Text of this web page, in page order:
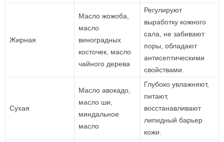
Жирная
Масло жожоба,
масло
виноградных
косточек, масло
чайного дерева
Регулируют
выработку кожного
сала, не забивают
поры, обладают
антисептическими
свойствами.
Сухая
Масло авокадо,
масло ши,
миндальное
масло
Глубоко увлажняют,
питают,
восстанавливают
липидный барьер
кожи.